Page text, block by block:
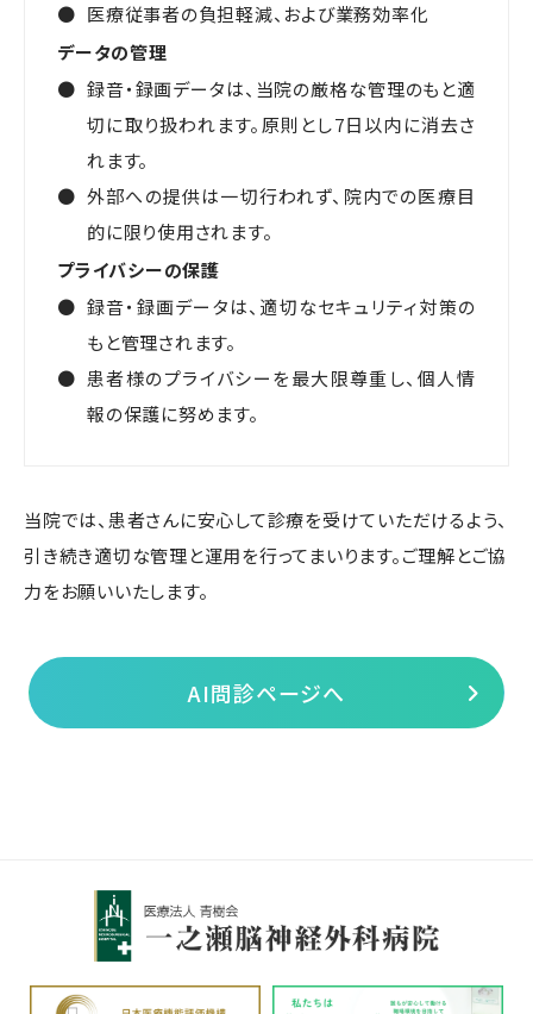
医療従事者の負担軽減、および業務効率化
データの管理
録音・録画データは、当院の厳格な管理のもと適
切に取り扱われます。原則とし7日以内に消去さ
れます。
外部への提供は一切行われず、院内での医療目
的に限り使用されます。
プライバシーの保護
録音・録画データは、適切なセキュリティ対策の
もと管理されます。
患者様のプライバシーを最大限尊重し、個人情
報の保護に努めます。
当院では、患者さんに安心して診療を受けていただけるよう、
引き続き適切な管理と運用を行ってまいります。ご理解とご協
力をお願いいたします。
AI問診ページへ